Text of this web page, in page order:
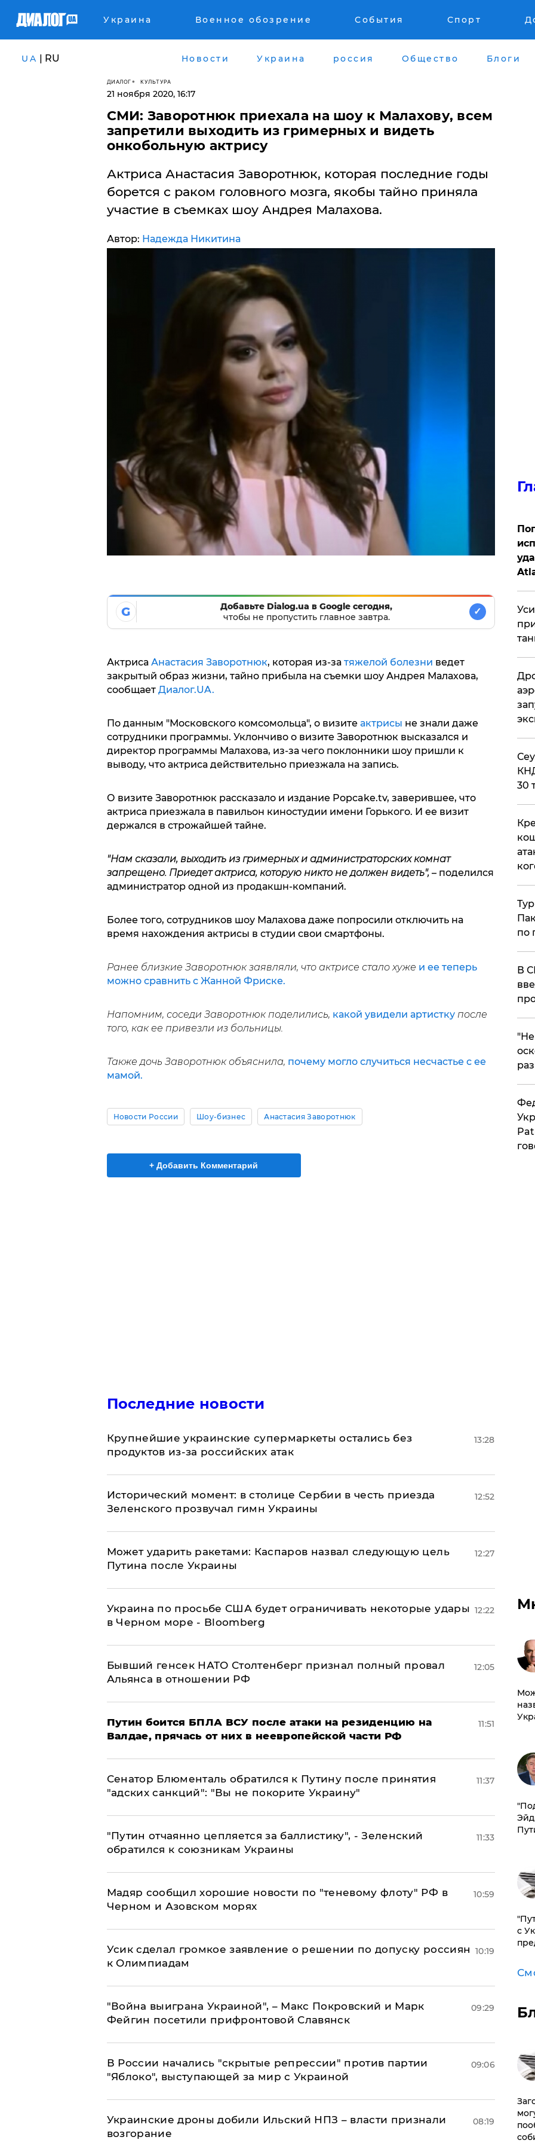
Украина Военное обозрение События Спорт
UA | RU Новости Украина россия Общество Блоги
ДИАЛОГ КУЛЬТУРА
21 ноября 2020, 16:17
СМИ: Заворотнюк приехала на шоу к Малахову, всем
запретили выходить из гримерных и видеть
онкобольную актрису
Актриса Анастасия Заворотнюк, которая последние годы
борется с раком головного мозга, якобы тайно приняла
участие в съемках шоу Андрея Малахова.
Автор: Надежда Никитина
G
Добавьте Dialog.ua в Google сегодня,
чтобы не пропустить главное завтра.
✓
АктрисаАнастасия Заворотнюк, которая из-за тяжелой болезни ведет
закрытый образ жизни, тайно прибыла на съемки шоу Андрея Малахова,
сообщает Диалог.UA.
По данным "Московского комсомольца", о визитеактрисы не знали даже
сотрудники программы. Уклончиво о визите Заворотнюк высказался и
директор программы Малахова, из-за чего поклонники шоу пришли к
выводу, что актриса действительно приезжала на запись.
О визите Заворотнюк рассказало и издание Popcake.tv, заверившее, что
актриса приезжала в павильон киностудии имени Горького. И ее визит
держался в строжайшей тайне.
"Нам сказали, выходить из гримерных и администраторских комнат
запрещено. Приедет актриса, которую никто не должен видеть", – поделился
администратор одной из продакшн-компаний.
Более того, сотрудников шоу Малахова даже попросили отключить на
время нахождения актрисы в студии свои смартфоны.
Ранее близкие Заворотнюк заявляли, что актрисе стало хуже и ее теперь
можно сравнить с Жанной Фриске.
Напомним, соседи Заворотнюк поделились, какой увидели артисткупосле
того, как ее привезли из больницы.
Также дочь Заворотнюк объяснила, почему могло случиться несчастье с ее
мамой.
Новости России Шоу-бизнес Анастасия Заворотнюк
+ Добавить Комментарий
Последние новости
Крупнейшие украинские супермаркеты остались без
продуктов из-за российских атак
13:28
Исторический момент: в столице Сербии в честь приезда
Зеленского прозвучал гимн Украины
12:52
Может ударить ракетами: Каспаров назвал следующую цель
Путина после Украины
12:27
Украина по просьбе США будет ограничивать некоторые удары
в Черном море - Bloomberg
12:22
Бывший генсек НАТО Столтенберг признал полный провал
Альянса в отношении РФ
12:05
Путин боится БПЛА ВСУ после атаки на резиденцию на
Валдае, прячась от них в неевропейской части РФ
11:51
Сенатор Блюменталь обратился к Путину после принятия
"адских санкций": "Вы не покорите Украину"
11:37
"Путин отчаянно цепляется за баллистику", - Зеленский
обратился к союзникам Украины
11:33
Мадяр сообщил хорошие новости по "теневому флоту" РФ в
Черном и Азовском морях
10:59
Усик сделал громкое заявление о решении по допуску россиян
к Олимпиадам
10:19
"Война выиграна Украиной", – Макс Покровский и Марк
Фейгин посетили прифронтовой Славянск
09:29
В России начались "скрытые репрессии" против партии
"Яблоко", выступающей за мир с Украиной
09:06
Украинские дроны добили Ильский НПЗ – власти признали
возгорание
08:19
30
по
В
с